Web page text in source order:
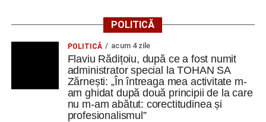
POLITICĂ
POLITICĂ acum 4 zile
Flaviu Rădițoiu, după ce a fost numit
administrator special la TOHAN SA
Zărnești: „În întreaga mea activitate m-
am ghidat după două principii de la care
nu m-am abătut: corectitudinea și
profesionalismul”